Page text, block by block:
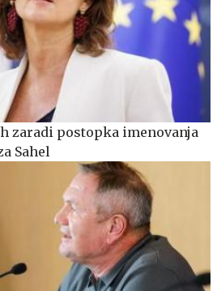
zaradi postopka imenovanja
Sahel